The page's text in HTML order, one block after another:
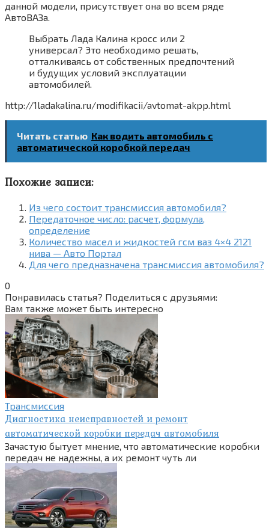
данной модели, присутствует она во всем ряде
АвтоВАЗа.
Выбрать Лада Калина кросс или 2
универсал? Это необходимо решать,
отталкиваясь от собственных предпочтений
и будущих условий эксплуатации
автомобилей.
http://1ladakalina.ru/modifikacii/avtomat-akpp.html
Читать статью Как водить автомобиль с
автоматической коробкой передач
Похожие записи:
Из чего состоит трансмиссия автомобиля?
Передаточное число: расчет, формула,
определение
Количество масел и жидкостей гсм ваз 4×4 2121
нива — Авто Портал
Для чего предназначена трансмиссия автомобиля?
0
Понравилась статья? Поделиться с друзьями:
Вам также может быть интересно
Трансмиссия
Диагностика неисправностей и ремонт
автоматической коробки передач автомобиля
Зачастую бытует мнение, что автоматические коробки
передач не надежны, а их ремонт чуть ли